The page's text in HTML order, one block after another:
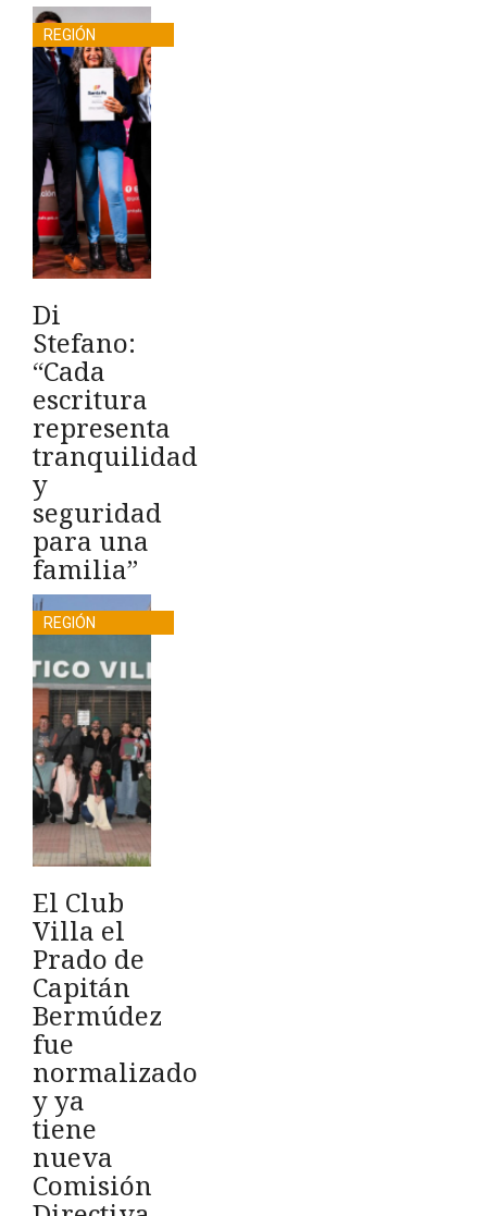
Di
Stefano:
“Cada
escritura
representa
tranquilidad
y
seguridad
para una
familia”
REGIÓN
El Club
Villa el
Prado de
Capitán
Bermúdez
fue
normalizado
y ya
tiene
nueva
Comisión
REGIÓN